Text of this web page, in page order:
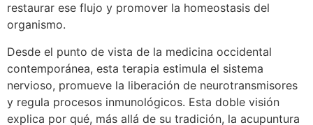
restaurar ese flujo y promover la homeostasis del
organismo.
Desde el punto de vista de la medicina occidental
contemporánea, esta terapia estimula el sistema
nervioso, promueve la liberación de neurotransmisores
y regula procesos inmunológicos. Esta doble visión
explica por qué, más allá de su tradición, la acupuntura